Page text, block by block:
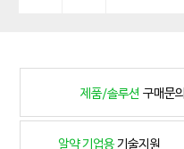
제품/솔루션 구매문의
알약 기업용기술지원